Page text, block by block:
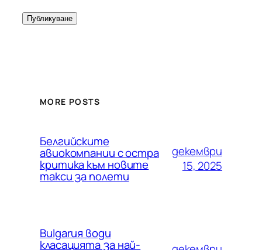
MORE POSTS
Белгийските
авиокомпании с остра
критика към новите
такси за полети
декември
15, 2025
Bulgarия води
класацията за най-